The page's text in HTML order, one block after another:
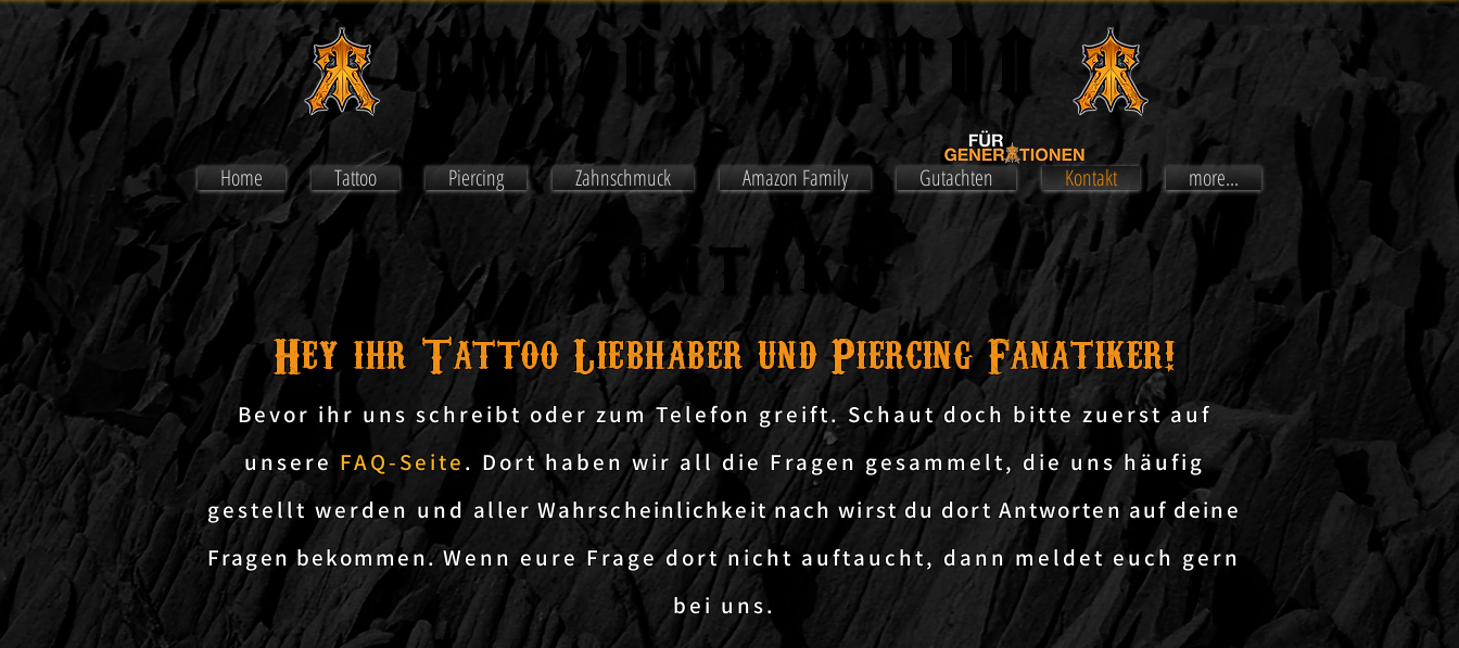
AMAZONTATTOO
AMAZONTATTOO
Home Tattoo Piercing Zahnschmuck Amazon Family Gutachten Kontakt more...
Kontakt
Kontakt
Hey ihr Tattoo Liebhaber und Piercing Fanatiker!
Bevor ihr uns schreibt oder zum Telefon greift. Schaut doch bitte zuerst auf
unsere FAQ-Seite. Dort haben wir all die Fragen gesammelt, die uns häufig
gestellt werden und aller Wahrscheinlichkeit nach wirst du dort Antworten auf deine
Fragen bekommen.Wenn eure Frage dort nicht auftaucht, dann meldet euch gern
bei uns.